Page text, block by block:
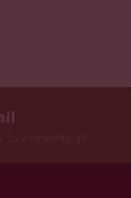
To si nenechte ujít.